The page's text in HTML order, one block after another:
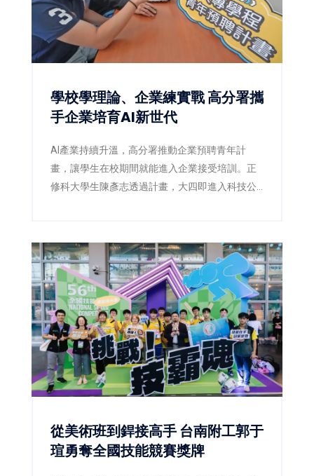
學校學理論、企業練實戰 高分署攜
手企業培育AI新世代
AI產業持續升溫，高分署推動企業預聘青年計
畫，讓學生在校期間就能進入企業接受培訓。正
修科大學生陳彥志透過計畫，大四即進入科技公
從美術班到銲接高手 台南附工郭于
瑄勇奪全國技能競賽獎牌